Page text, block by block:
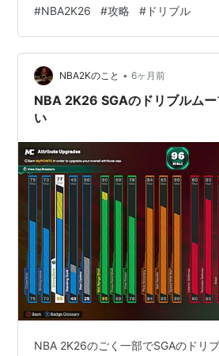
スティックをボールハンド側に保持
ょっとだけ遅めに左スティックをボ
持。 シュートを打たないときは適当
クを放す。 右スティックをフリック
プルスレットからいきなりブッカー
て、R2を押しながら上上右(左)と…
#NBA2K26 #攻略 # ドリブル
NBA2Kのこと • 6ヶ月前
NBA 2K26 SGAのドリブルム
い
NBA 2K26のごく一部でSGAのドリ